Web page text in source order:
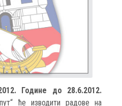
Године до 28.6.2012.
ће изводити радове на